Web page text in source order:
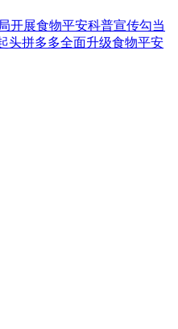
开展食物平安科普宣传勾当
头拼多多全面升级食物平安